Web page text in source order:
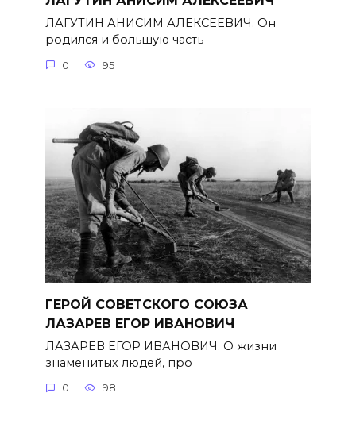
ЛАГУТИН АНИСИМ АЛЕКСЕЕВИЧ. Он
родился и большую часть
0 95
ГЕРОЙ СОВЕТСКОГО СОЮЗА
ЛАЗАРЕВ ЕГОР ИВАНОВИЧ
ЛАЗАРЕВ ЕГОР ИВАНОВИЧ. О жизни
знаменитых людей, про
0 98